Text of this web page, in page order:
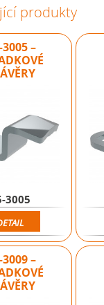
produkty
–
3005
–